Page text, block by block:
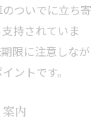
ついでに立ち寄
持されていま
限に注意しなが
ントです。
内